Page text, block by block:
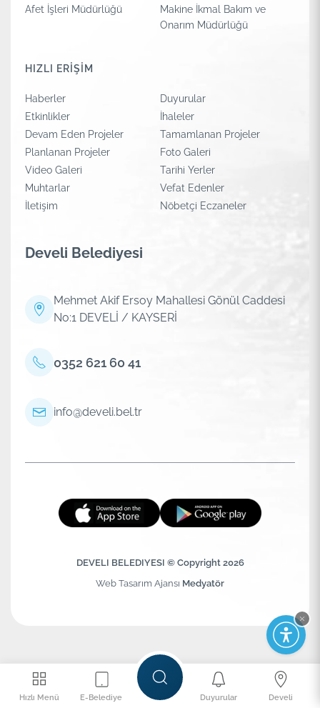
Hızlı Menü E-Belediye Duyurular Develi
Afet İşleri Müdürlüğü
Makine İkmal Bakım ve
Onarım Müdürlüğü
HIZLI ERİŞİM
Haberler
Duyurular
Etkinlikler
İhaleler
Devam Eden Projeler
Tamamlanan Projeler
Planlanan Projeler
Foto Galeri
Video Galeri
Tarihi Yerler
Muhtarlar
Vefat Edenler
İletişim
Nöbetçi Eczaneler
Develi Belediyesi
Mehmet Akif Ersoy Mahallesi Gönül Caddesi
No:1 DEVELİ / KAYSERİ
0352 621 60 41
info@develi.bel.tr
DEVELI BELEDIYESI © Copyright 2026
Web Tasarım Ajansı Medyatör